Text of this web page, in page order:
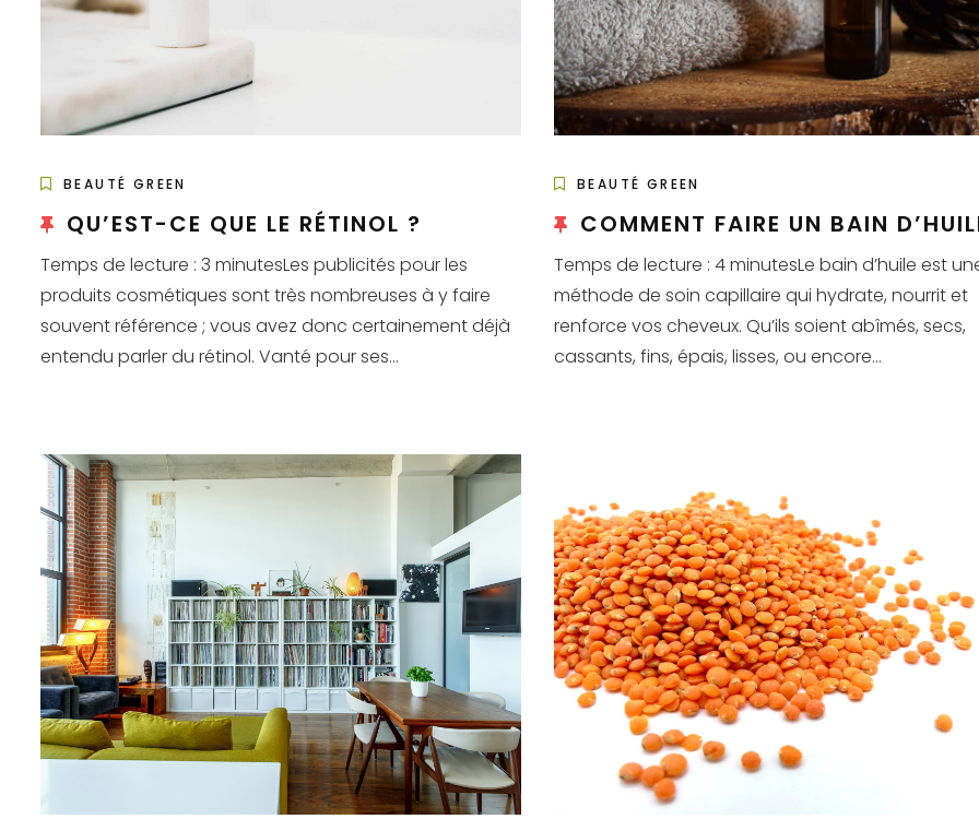
BEAUTÉ GREEN
QU’EST-CE QUE LE RÉTINOL ?
Temps de lecture : 3 minutesLes publicités pour les
produits cosmétiques sont très nombreuses à y faire
souvent référence ; vous avez donc certainement déjà
entendu parler du rétinol. Vanté pour ses...
BEAUTÉ GREEN
COMMENT FAIRE UN BAIN
Temps de lecture : 4 minutesLe bain d’huile est
méthode de soin capillaire qui hydrate, nourrit et
renforce vos cheveux. Qu’ils soient abîmés, secs,
cassants, fins, épais, lisses, ou encore...